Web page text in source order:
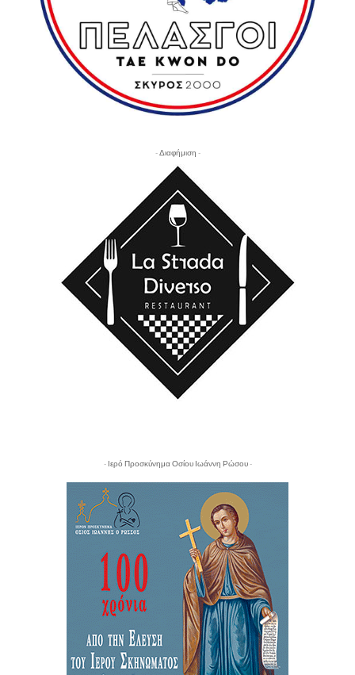
- Διαφήμιση -
- Ιερό Προσκύνημα Οσίου Ιωάννη Ρώσου -